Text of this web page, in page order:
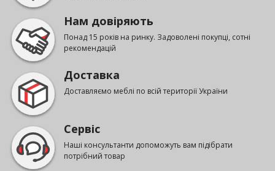
Нам довіряють
Понад 15 років на ринку. Задоволені покупці, сотні
рекомендацій
Доставка
Доставляємо меблі по всій території України
Сервіс
Наші консультанти допоможуть вам підібрати
потрібний товар